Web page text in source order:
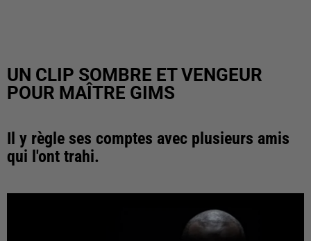
UN CLIP SOMBRE ET VENGEUR
POUR MAÎTRE GIMS
Il y règle ses comptes avec plusieurs amis
qui l'ont trahi.